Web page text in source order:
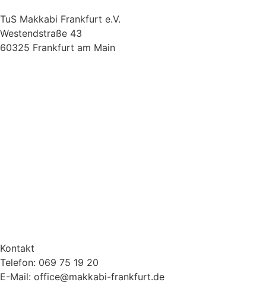
TuS Makkabi Frankfurt e.V.
Westendstraße 43
60325 Frankfurt am Main
Kontakt
Telefon: 069 75 19 20
E-Mail: office@makkabi-frankfurt.de